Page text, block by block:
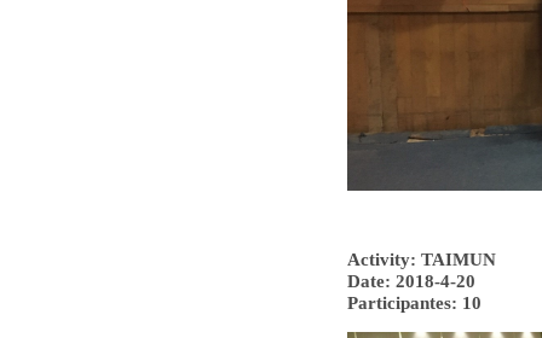
Activity: TAIMUN
Date: 2018-4-20
Participantes: 10